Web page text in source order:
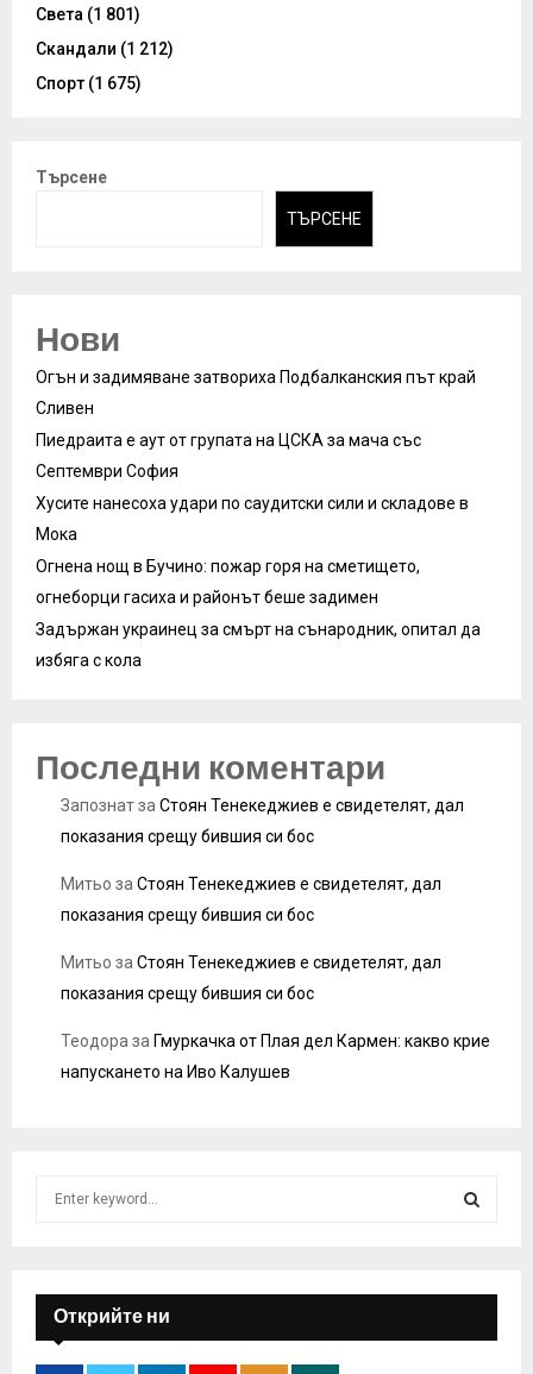
Света (1 801)
Скандали (1 212)
Спорт (1 675)
Търсене
ТЪРСЕНЕ
Нови
Огън и задимяване затвориха Подбалканския път край
Сливен
Пиедраита е аут от групата на ЦСКА за мача със
Септември София
Хусите нанесоха удари по саудитски сили и складове в
Мока
Огнена нощ в Бучино: пожар горя на сметището,
огнеборци гасиха и районът беше задимен
Задържан украинец за смърт на сънародник, опитал да
избяга с кола
Последни коментари
ЗапознатзаСтоян Тенекеджиев е свидетелят, дал
показания срещу бившия си бос
Митьо заСтоян Тенекеджиев е свидетелят, дал
показания срещу бившия си бос
Митьо заСтоян Тенекеджиев е свидетелят, дал
показания срещу бившия си бос
Теодораза Гмуркачка от Плая дел Кармен: какво крие
напускането на Иво Калушев
f
o
E
A
Открийте ни